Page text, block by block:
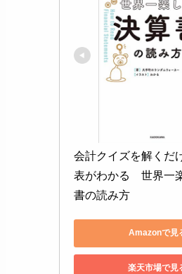
会計クイズを解くだ
表がわかる　世界一
書の読み方
Amazonで見
楽天市場で見